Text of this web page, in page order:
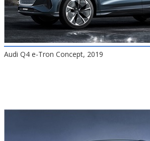
Audi Q4 e-Tron Concept, 2019